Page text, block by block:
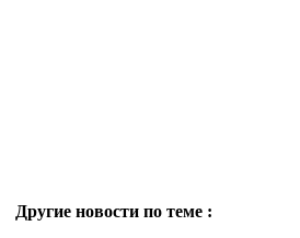
Другие новости по теме :